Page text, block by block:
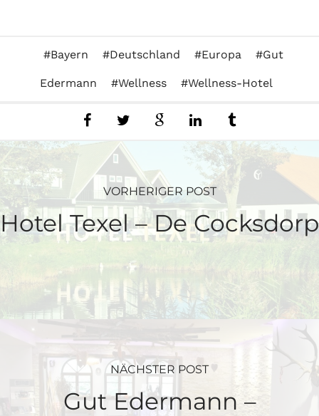
Bayern Deutschland Europa Gut
Edermann Wellness Wellness-Hotel
VORHERIGER POST
Hotel Texel – De Cocksdorp
NÄCHSTER POST
Gut Edermann –